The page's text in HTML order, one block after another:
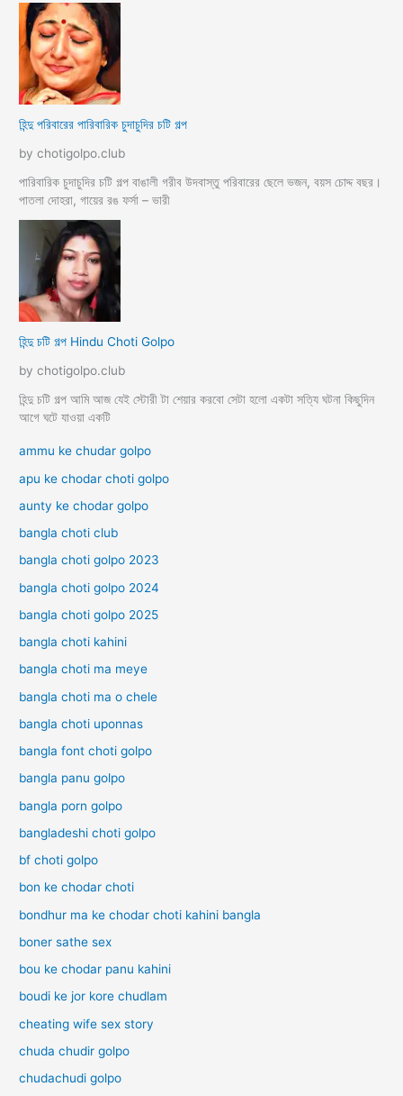
হিন্দু পরিবারের পারিবারিক চুদাচুদির চটি গল্প
by chotigolpo.club
পারিবারিক চুদাচুদির চটি গল্প বাঙালী গরীব উদবাস্তু পরিবারের ছেলে ভজন, বয়স চোদ্দ বছর।
পাতলা দোহরা, গায়ের রঙ ফর্সা – ভারী
হিন্দু চটি গল্প Hindu Choti Golpo
by chotigolpo.club
হিন্দু চটি গল্প আমি আজ যেই স্টোরী টা শেয়ার করবো সেটা হলো একটা সত্যি ঘটনা কিছুদিন
আগে ঘটে যাওয়া একটি
ammu ke chudar golpo
apu ke chodar choti golpo
aunty ke chodar golpo
bangla choti club
bangla choti golpo 2023
bangla choti golpo 2024
bangla choti golpo 2025
bangla choti kahini
bangla choti ma meye
bangla choti ma o chele
bangla choti uponnas
bangla font choti golpo
bangla panu golpo
bangla porn golpo
bangladeshi choti golpo
bf choti golpo
bon ke chodar choti
bondhur ma ke chodar choti kahini bangla
boner sathe sex
bou ke chodar panu kahini
boudi ke jor kore chudlam
cheating wife sex story
chuda chudir golpo
chudachudi golpo